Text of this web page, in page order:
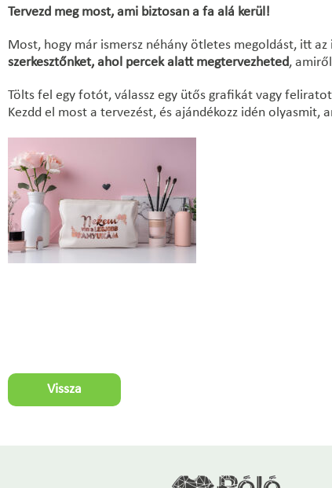
Tervezd meg most, ami biztosan a fa alá kerül!
Most, hogy már ismersz néhány ötletes megoldást, itt
szerkesztőnket, ahol percek alatt megtervezheted,
Tölts fel egy fotót, válassz egy ütős grafikát vagy
Kezdd el most a tervezést, és ajándékozz idén olyasmit,
Vissza